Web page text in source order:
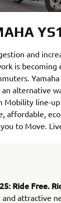
and
is becoming
alternative
Mobility line-
affordable,
to Move.
Ride Free.
and attractive